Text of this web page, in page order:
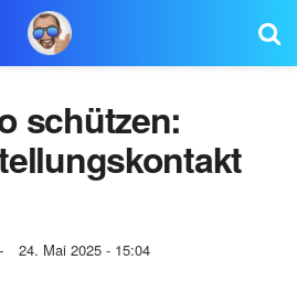
schützen:
24. Mai 2025 - 15:04